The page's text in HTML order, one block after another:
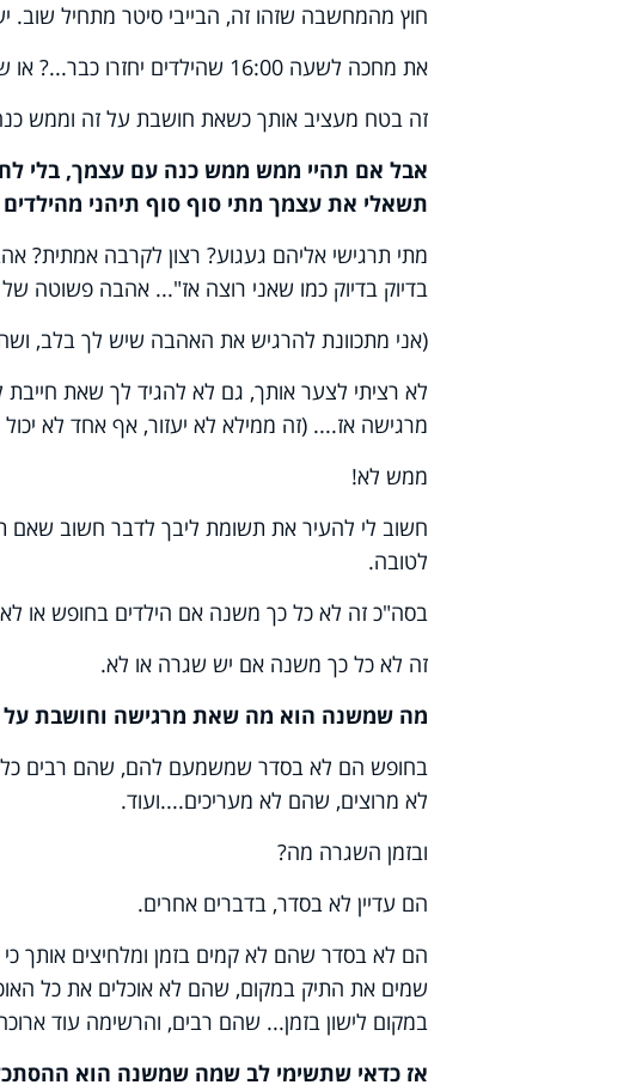
חוץ מהמחשבה שזהו זה, הבייבי סיטר מתחיל שוב.
את מחכה לשעה 16:00 שהילדים יחזרו כבר...? או שהיית מעדיפה עוד קצת שקט?
זה בטח מעציב אותך כשאת חושבת על זה וממש
אבל אם תהיי ממש ממש כנה עם עצמך, בלי
תשאלי את עצמך מתי סוף סוף תיהני
מתי תרגישי אליהם געגוע? רצון לקרבה
בדיוק בדיוק כמו שאני רוצה אז"... אהבה פשוטה
(אני מתכוונת להרגיש את האהבה שיש לך בלב,
לא רציתי לצער אותך, גם לא להגיד לך שאת
מרגישה אז.... (זה ממילא לא יעזור, אף אחד לא
ממש לא!
חשוב לי להעיר את תשומת ליבך לדבר חשוב שאם
לטובה.
בסה"כ זה לא כל כך משנה אם הילדים בחופש או
זה לא כל כך משנה אם יש שגרה או לא.
מה שמשנה הוא מה שאת מרגישה וחושבת על
בחופש הם לא בסדר שמשמעם להם, שהם רבים
לא מרוצים, שהם לא מעריכים....ועוד.
ובזמן השגרה מה?
הם עדיין לא בסדר, בדברים אחרים.
הם לא בסדר שהם לא קמים בזמן ומלחיצים אותך
שמים את התיק במקום, שהם לא אוכלים את כל
במקום לישון בזמן... שהם רבים, והרשימה עוד
אז כדאי שתשימי לב שמה שמשנה הוא